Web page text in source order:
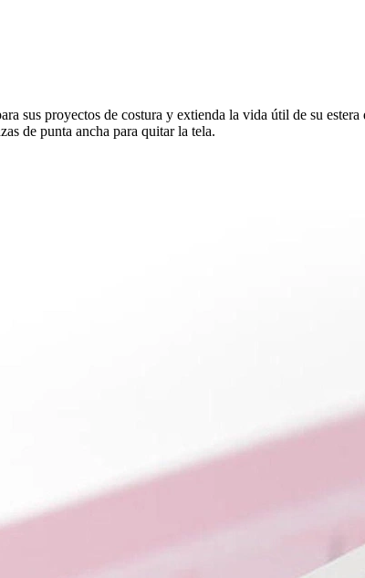
sus proyectos de costura y extienda la vida útil de su
de punta ancha para quitar la tela.